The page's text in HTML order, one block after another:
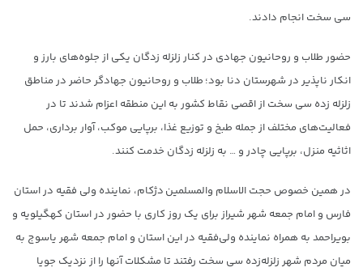
سی سخت انجام دادند.
حضور طلاب و روحانیون جهادی در کنار زلزله زدگان یکی از جلوه‌های بارز و
انکار ناپذیر در شهرستان دنا بود؛ طلاب و روحانیون جهادگر حاضر در مناطق
زلزله زده سی سخت از اقصی نقاط کشور به این منطقه اعزام شدند تا در
فعالیت‌های مختلف از جمله طبخ و توزیع غذا، برپایی موکب، آوار برداری، حمل
اثاثیه منزل، برپایی چادر و … به زلزله زدگان خدمت کنند.
در همین خصوص حجت الاسلام والمسلمین دژکام، نماینده ولی فقیه در استان
فارس و امام جمعه شهر شیراز برای یک روز کاری با حضور در استان کهگیلویه و
بویراحمد به همراه نماینده ولی‌فقیه در این استان و امام جمعه شهر یاسوج به
میان مردم شهر زلزله‌زده سی سخت رفتند تا مشکلات آنها را از نزدیک جویا